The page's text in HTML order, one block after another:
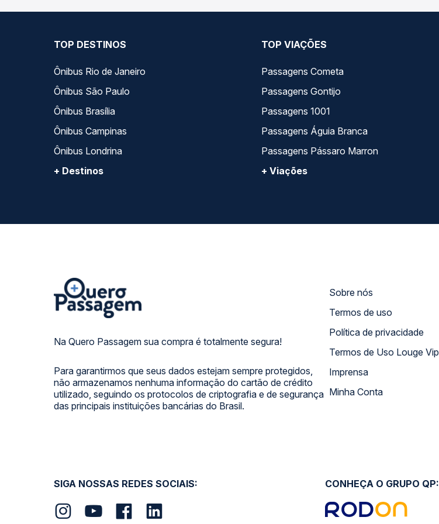
TOP DESTINOS
Ônibus Rio de Janeiro
Ônibus São Paulo
Ônibus Brasília
Ônibus Campinas
Ônibus Londrina
+ Destinos
TOP VIAÇÕES
Passagens Cometa
Passagens Gontijo
Passagens 1001
Passagens Águia Branca
Passagens Pássaro Marron
+ Viações
Na Quero Passagem sua compra é totalmente segura!
Para garantirmos que seus dados estejam sempre protegidos,
não armazenamos nenhuma informação do cartão de crédito
utilizado, seguindo os protocolos de criptografia e de segurança
das principais instituições bancárias do Brasil.
Sobre nós
Termos de uso
Política de privacidade
Termos de Uso Louge Vip
Imprensa
Minha Conta
SIGA NOSSAS REDES SOCIAIS: CONHEÇA O GRUPO QP: